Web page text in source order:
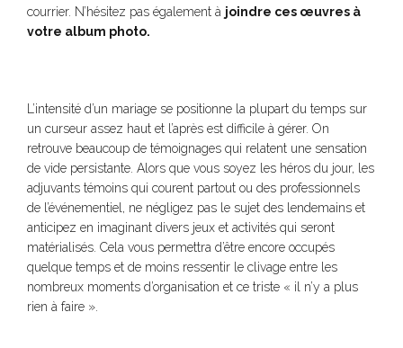
courrier. N’hésitez pas également à joindre ces œuvres à
votre album photo.
L’intensité d’un mariage se positionne la plupart du temps sur
un curseur assez haut et l’après est difficile à gérer. On
retrouve beaucoup de témoignages qui relatent une sensation
de vide persistante. Alors que vous soyez les héros du jour, les
adjuvants témoins qui courent partout ou des professionnels
de l’événementiel, ne négligez pas le sujet des lendemains et
anticipez en imaginant divers jeux et activités qui seront
matérialisés. Cela vous permettra d’être encore occupés
quelque temps et de moins ressentir le clivage entre les
nombreux moments d’organisation et ce triste « il n’y a plus
rien à faire ».